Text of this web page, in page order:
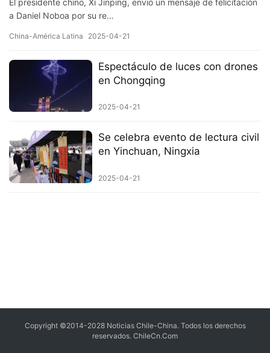
El presidente chino, Xi Jinping, envió un mensaje de felicitación
a Daniel Noboa por su re…
China-América Latina 2025-04-21
Espectáculo de luces con drones
en Chongqing
2025-04-21
Se celebra evento de lectura civil
en Yinchuan, Ningxia
2025-04-21
Copyright ©2014-2028 Noticias Chile-China. Todos los derechos
reservados. ChileCn.Com